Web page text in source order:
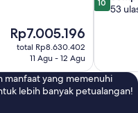
Harga
sekarang
Rp7.005.196
Rp7.005.196
total Rp8.630.402
11 Agu - 12 Agu
dari
10
53
manfaat yang memenuhi
lebih banyak petualangan!